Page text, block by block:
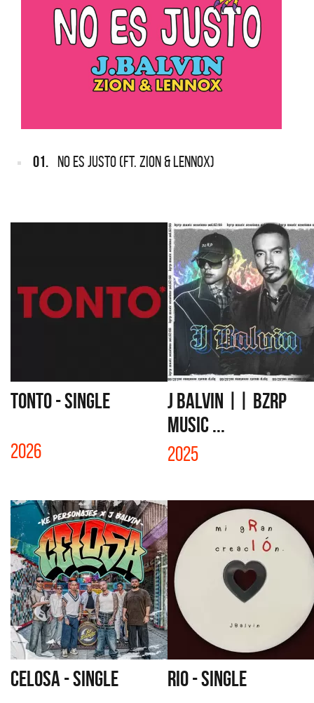
01. NO ES JUSTO (FT. ZION & LENNOX)
TONTO - SINGLE
2026
J BALVIN || BZRP
Music ...
2025
CELOSA - SINGLE RIO - SINGLE